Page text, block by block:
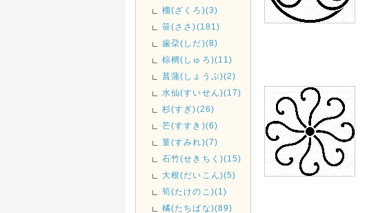
榴(ざくろ)(3)
笹(ささ)(181)
歯朶(しだ)(8)
棕櫚(しゅろ)(11)
菖蒲(しょうぶ)(2)
水仙(すいせん)(17)
杉(すぎ)(26)
芒(すすき)(6)
菫(すみれ)(7)
石竹(せきちく)(15)
大根(だいこん)(5)
筍(たけのこ)(1)
橘(たちばな)(89)